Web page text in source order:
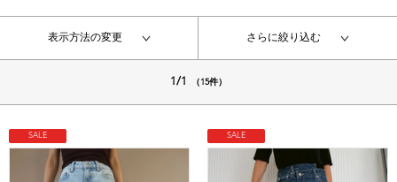
表示方法の変更 さらに絞り込む
1/1 （15件）
SALE SALE